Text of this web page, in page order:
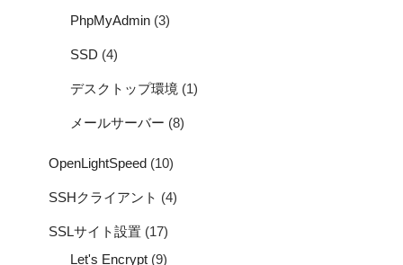
PhpMyAdmin (3)
SSD (4)
デスクトップ環境 (1)
メールサーバー (8)
OpenLightSpeed (10)
SSHクライアント (4)
SSLサイト設置 (17)
Let's Encrypt (9)